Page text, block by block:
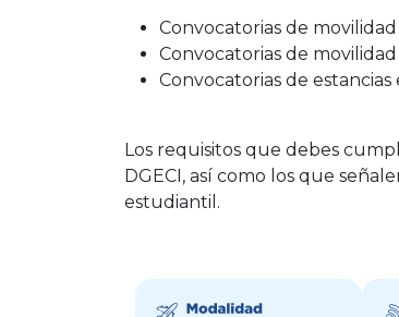
Convocatorias de
Convocatorias de
Convocatorias de
Los requisitos que debes
DGECI, así como los que
estudiantil.